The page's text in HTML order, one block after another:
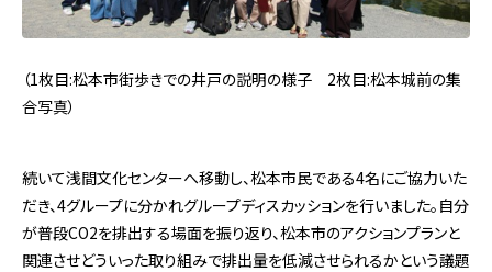
（1枚目:松本市街歩きでの井戸の説明の様子 2枚目:松本城前の集
合写真）
続いて浅間文化センターへ移動し、松本市民である4名にご協力いた
だき、4グループに分かれグループディスカッションを行いました。自分
が普段CO2を排出する場面を振り返り、松本市のアクションプランと
関連させどういった取り組みで排出量を低減させられるかという議題